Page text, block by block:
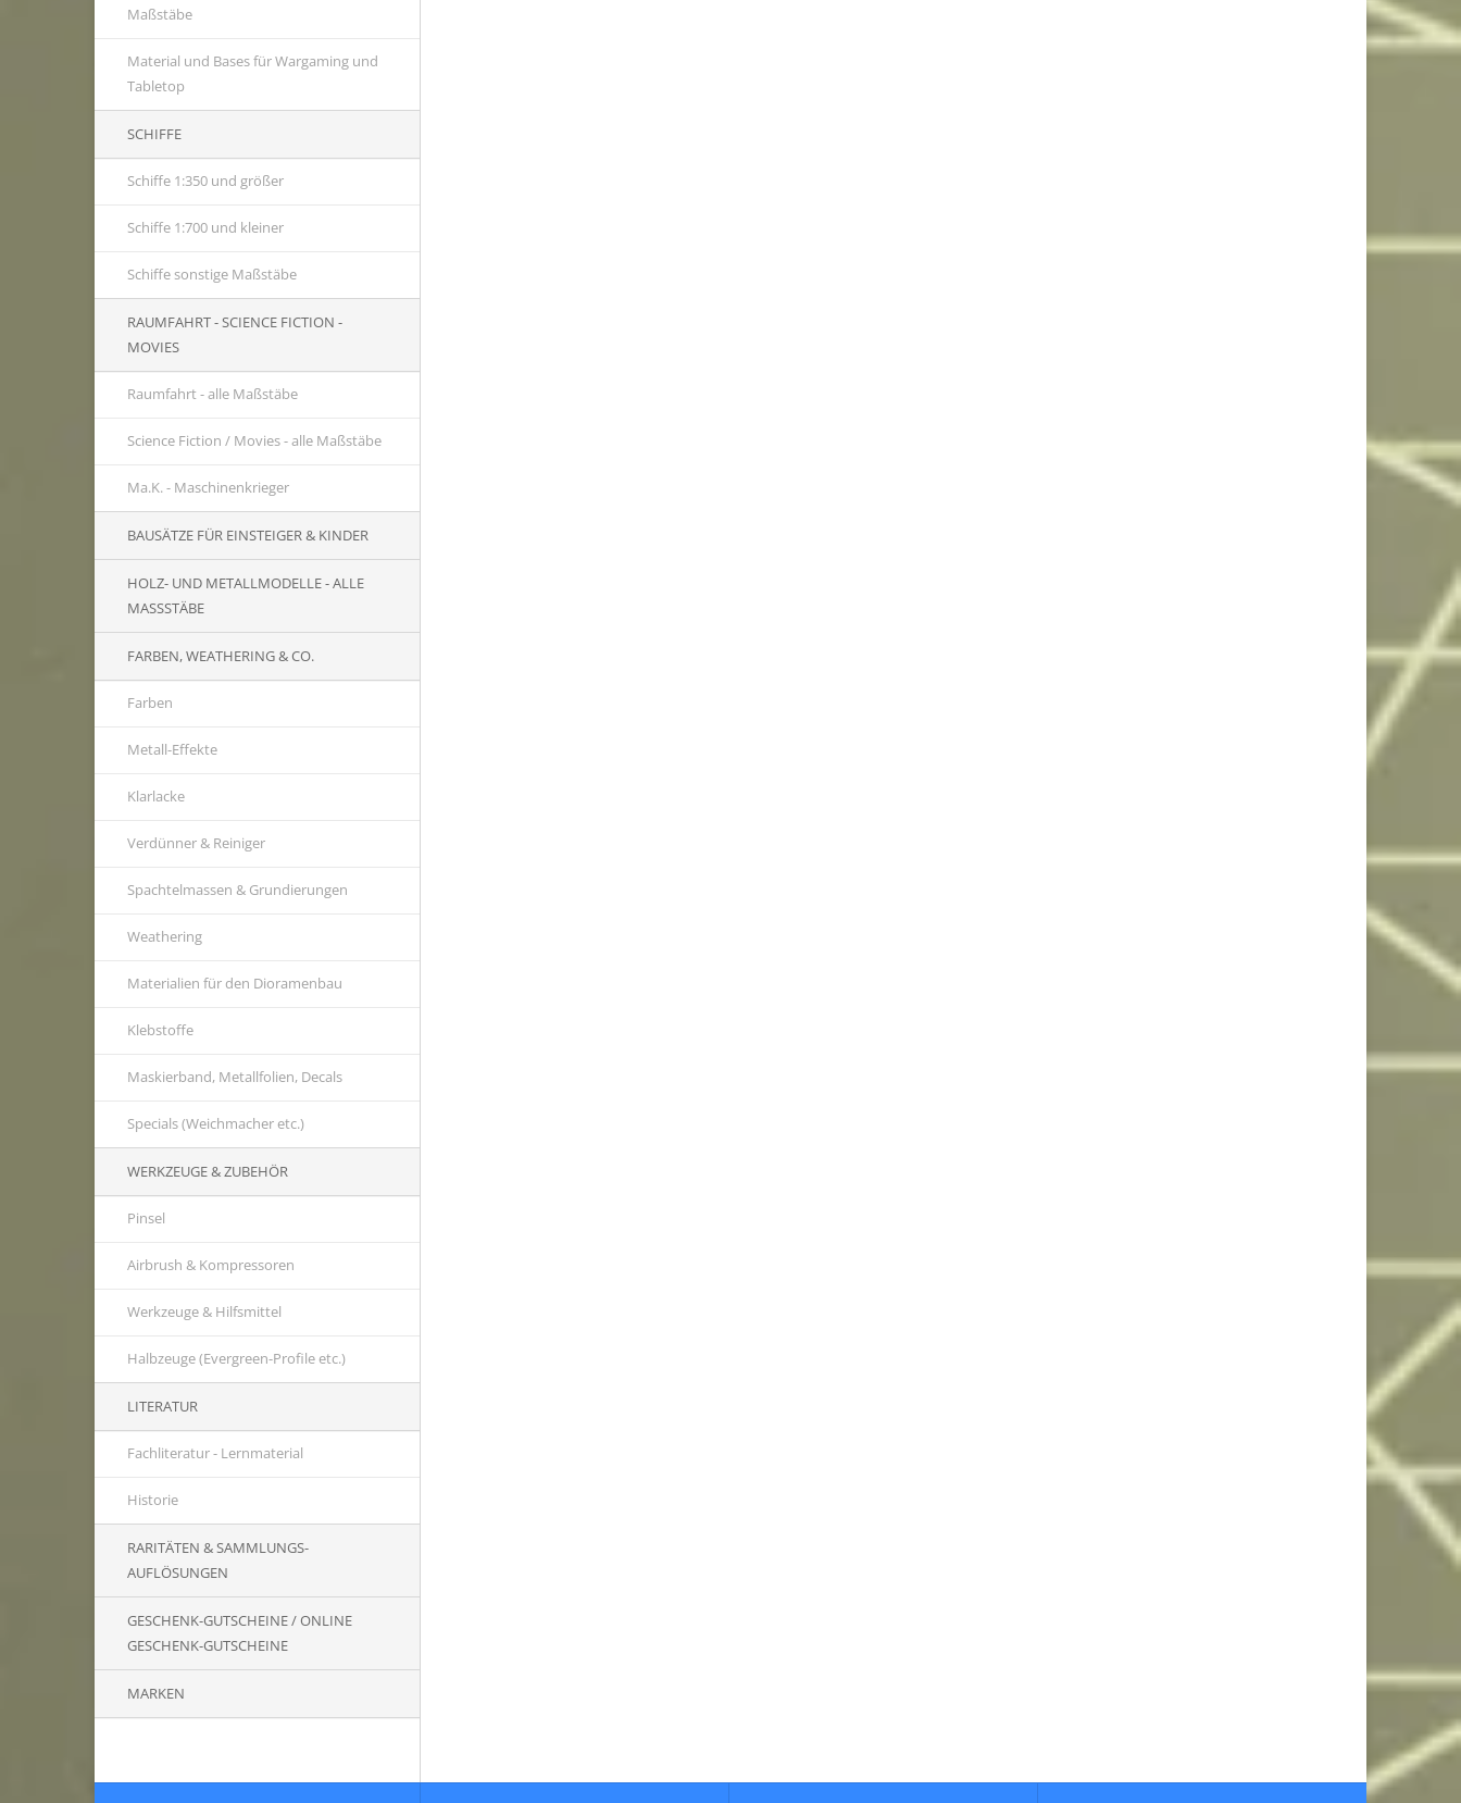
Maßstäbe
Material und Bases für Wargaming und
Tabletop
SCHIFFE
Schiffe 1:350 und größer
Schiffe 1:700 und kleiner
Schiffe sonstige Maßstäbe
RAUMFAHRT - SCIENCE FICTION -
MOVIES
Raumfahrt - alle Maßstäbe
Science Fiction / Movies - alle Maßstäbe
Ma.K. - Maschinenkrieger
BAUSÄTZE FÜR EINSTEIGER & KINDER
HOLZ- UND METALLMODELLE - ALLE
MASSSTÄBE
FARBEN, WEATHERING & CO.
Farben
Metall-Effekte
Klarlacke
Verdünner & Reiniger
Spachtelmassen & Grundierungen
Weathering
Materialien für den Dioramenbau
Klebstoffe
Maskierband, Metallfolien, Decals
Specials (Weichmacher etc.)
WERKZEUGE & ZUBEHÖR
Pinsel
Airbrush & Kompressoren
Werkzeuge & Hilfsmittel
Halbzeuge (Evergreen-Profile etc.)
LITERATUR
Fachliteratur - Lernmaterial
Historie
RARITÄTEN & SAMMLUNGS-
AUFLÖSUNGEN
GESCHENK-GUTSCHEINE / ONLINE
GESCHENK-GUTSCHEINE
MARKEN